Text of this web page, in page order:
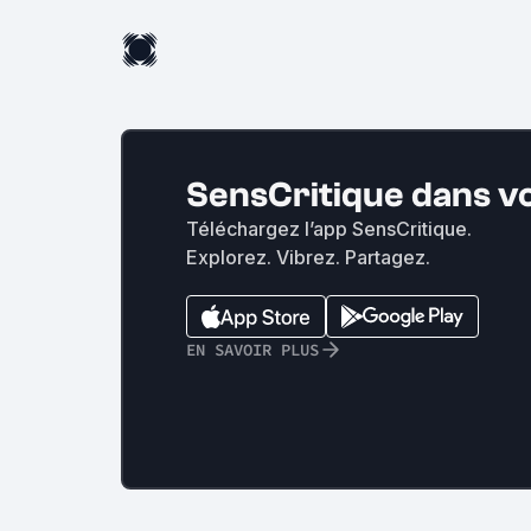
SensCritique dans
Téléchargez l’app SensCritique.
Explorez. Vibrez. Partagez.
EN SAVOIR PLUS